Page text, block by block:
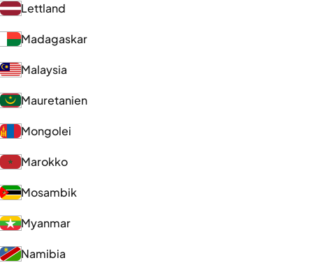
Lettland
Madagaskar
Malaysia
Mauretanien
Mongolei
Marokko
Mosambik
Myanmar
Namibia